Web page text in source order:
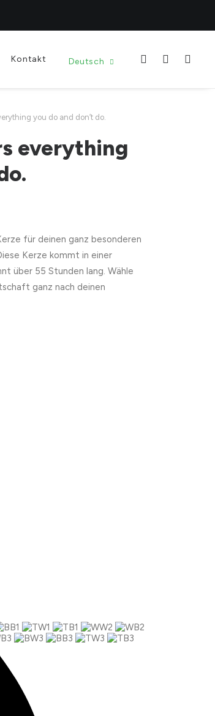
Kontakt Deutsch
you do and don’t do.
everything
für deinen ganz besonderen
Kerze kommt in einer
über 55 Stunden lang. Wähle
ganz nach deinen